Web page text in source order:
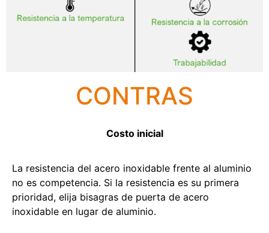
CONTRAS
Costo inicial
La resistencia del acero inoxidable frente al aluminio
no es competencia. Si la resistencia es su primera
prioridad, elija bisagras de puerta de acero
inoxidable en lugar de aluminio.